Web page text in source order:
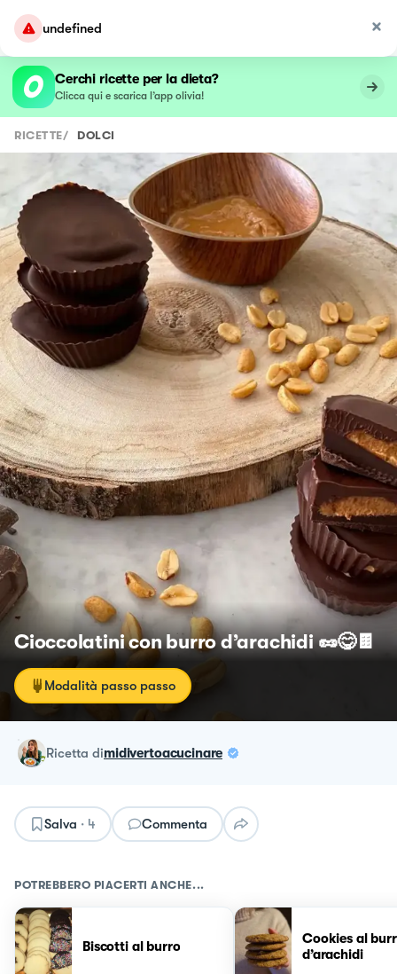
undefined
Cerchi ricette per la dieta?
Clicca qui e scarica l’app olivia!
RICETTE/ DOLCI
Cioccolatini con burro d’arachidi 🥜😋🍫
Modalità passo passo
ricetta dimidivertoacucinare
Salva · 4 Commenta
POTREBBERO PIACERTI ANCHE...
Biscotti al burro
Cookies al
d’arachidi